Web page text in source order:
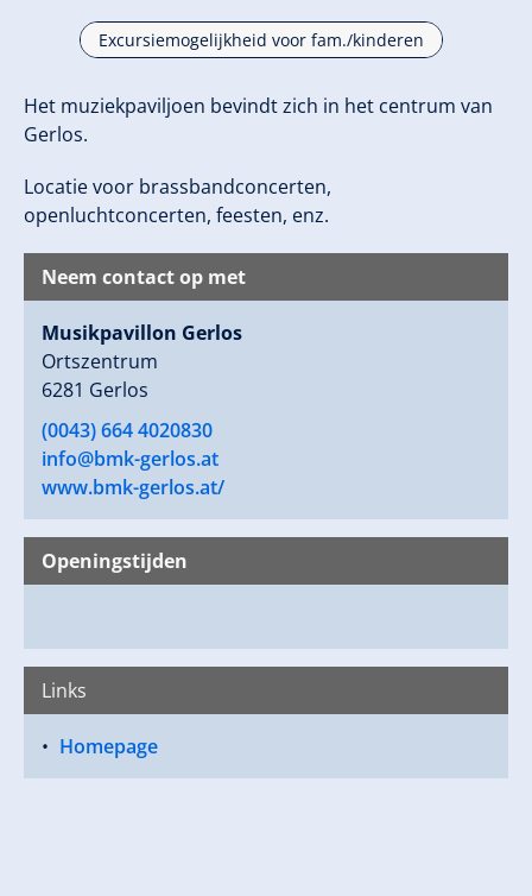
Excursiemogelijkheid voor fam./kinderen
Het muziekpaviljoen bevindt zich in het centrum van
Gerlos.
Locatie voor brassbandconcerten,
openluchtconcerten, feesten, enz.
Neem contact op met
Musikpavillon Gerlos
Ortszentrum
6281 Gerlos
(0043) 664 4020830
info@bmk-gerlos.at
www.bmk-gerlos.at/
Openingstijden
Links
Homepage